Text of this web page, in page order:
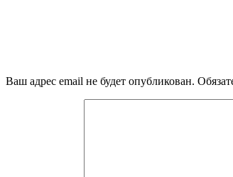
Ваш адрес email не будет опубликован.